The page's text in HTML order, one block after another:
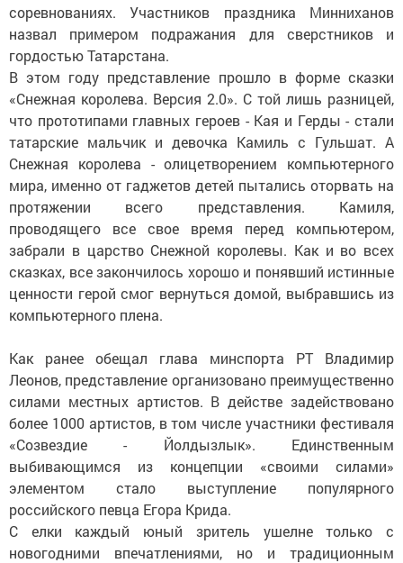
соревнованиях. Участников праздника Минниханов
назвал примером подражания для сверстников и
гордостью Татарстана.
В этом году представление прошло в форме сказки
«Снежная королева. Версия 2.0». С той лишь разницей,
что прототипами главных героев - Кая и Герды - стали
татарские мальчик и девочка Камиль с Гульшат. А
Снежная королева - олицетворением компьютерного
мира, именно от гаджетов детей пытались оторвать на
протяжении всего представления. Камиля,
проводящего все свое время перед компьютером,
забрали в царство Снежной королевы. Как и во всех
сказках, все закончилось хорошо и понявший истинные
ценности герой смог вернуться домой, выбравшись из
компьютерного плена.
Как ранее обещал глава минспорта РТ Владимир
Леонов, представление организовано преимущественно
силами местных артистов. В действе задействовано
более 1000 артистов, в том числе участники фестиваля
«Созвездие - Йолдызлык». Единственным
выбивающимся из концепции «своими силами»
элементом стало выступление популярного
российского певца Егора Крида.
С елки каждый юный зритель ушелне только с
новогодними впечатлениями, но и традиционным